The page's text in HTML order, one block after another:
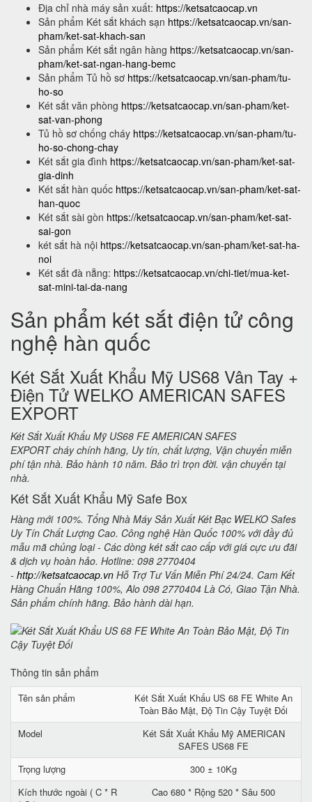
Địa chỉ nhà máy sản xuất: https://ketsatcaocap.vn
Sản phẩm Két sắt khách sạn https://ketsatcaocap.vn/san-
pham/ket-sat-khach-san
Sản phẩm Két sắt ngân hàng https://ketsatcaocap.vn/san-
pham/ket-sat-ngan-hang-bemc
Sản phẩm Tủ hồ sơ https://ketsatcaocap.vn/san-pham/tu-
ho-so
Két sắt văn phòng https://ketsatcaocap.vn/san-pham/ket-
sat-van-phong
Tủ hồ sơ chống cháy https://ketsatcaocap.vn/san-pham/tu-
ho-so-chong-chay
Két sắt gia đình https://ketsatcaocap.vn/san-pham/ket-sat-
gia-dinh
Két sắt hàn quốc https://ketsatcaocap.vn/san-pham/ket-sat-
han-quoc
Két sắt sài gòn https://ketsatcaocap.vn/san-pham/ket-sat-
sai-gon
két sắt hà nội https://ketsatcaocap.vn/san-pham/ket-sat-ha-
noi
Két sắt đà nẵng: https://ketsatcaocap.vn/chi-tiet/mua-ket-
sat-mini-tai-da-nang
Sản phẩm két sắt điện tử công
nghệ hàn quốc
Két Sắt Xuất Khẩu Mỹ US68 Vân Tay +
Điện Tử WELKO AMERICAN SAFES
EXPORT
Két Sắt Xuất Khẩu Mỹ US68 FE AMERICAN SAFES
EXPORT cháy chính hãng, Uy tín, chất lượng, Vận chuyển miễn
phí tận nhà. Bảo hành 10 năm. Bảo trì trọn đời. vận chuyển tại
nhà.
Két Sắt Xuất Khẩu Mỹ Safe Box
Hàng mới 100%. Tổng Nhà Máy Sản Xuất Két Bạc WELKO Safes
Uy Tín Chất Lượng Cao. Công nghệ Hàn Quốc 100% với đầy đủ
mẫu mã chủng loại - Các dòng két sắt cao cấp với giá cực ưu đãi
& dịch vụ hoàn hảo. Hotline: 098 2770404
- http://ketsatcaocap.vn Hỗ Trợ Tư Vấn Miễn Phí 24/24. Cam Kết
Hàng Chuẩn Hãng 100%, Alo 098 2770404 Là Có, Giao Tận Nhà.
Sản phẩm chính hãng. Bảo hành dài hạn.
Thông tin sản phẩm
Tên sản phẩm
Két Sắt Xuất Khẩu US 68 FE White An
Toàn Bảo Mật, Độ Tin Cậy Tuyệt Đối
Model
Két Sắt Xuất Khẩu Mỹ AMERICAN
SAFES US68 FE
Trọng lượng
300 ± 10Kg
Kích thước ngoài ( C * R
Cao 680 * Rộng 520 * Sâu 500